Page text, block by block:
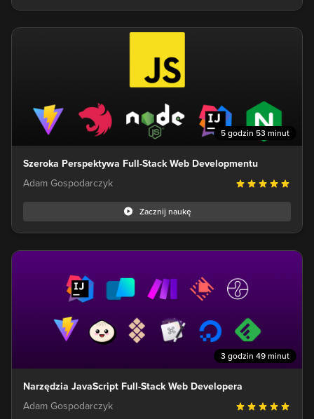
5 godzin 53 minut
Szeroka Perspektywa Full-Stack Web Developmentu
Adam Gospodarczyk
Zacznij naukę
3 godzin 49 minut
Narzędzia JavaScript Full-Stack Web Developera
Adam Gospodarczyk